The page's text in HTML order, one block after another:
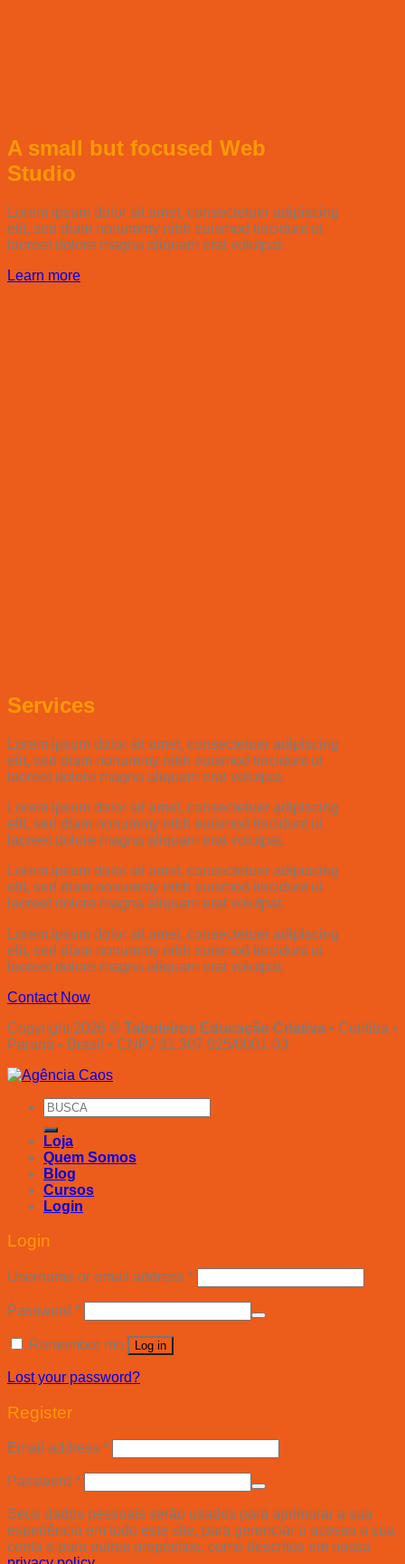
A small but focused Web
Studio
Lorem ipsum dolor sit amet, consectetuer adipiscing
elit, sed diam nonummy nibh euismod tincidunt ut
laoreet dolore magna aliquam erat volutpat.
Learn more
Services
Lorem ipsum dolor sit amet, consectetuer adipiscing
elit, sed diam nonummy nibh euismod tincidunt ut
laoreet dolore magna aliquam erat volutpat.
Lorem ipsum dolor sit amet, consectetuer adipiscing
elit, sed diam nonummy nibh euismod tincidunt ut
laoreet dolore magna aliquam erat volutpat.
Lorem ipsum dolor sit amet, consectetuer adipiscing
elit, sed diam nonummy nibh euismod tincidunt ut
laoreet dolore magna aliquam erat volutpat.
Lorem ipsum dolor sit amet, consectetuer adipiscing
elit, sed diam nonummy nibh euismod tincidunt ut
laoreet dolore magna aliquam erat volutpat.
Contact Now
Copyright 2026 © Tabuleiros Educação Criativa • Curitiba •
Paraná • Brasil • CNPJ 31.307.925/0001-03
Search
for:
Loja
Quem Somos
Blog
Cursos
Login
Login
Username or email address *
Password *
Remember me Log in
Lost your password?
Register
Email address *
Password *
Seus dados pessoais serão usados para aprimorar a sua
experiência em todo este site, para gerenciar o acesso a sua
conta e para outros propósitos, como descritos em nossa